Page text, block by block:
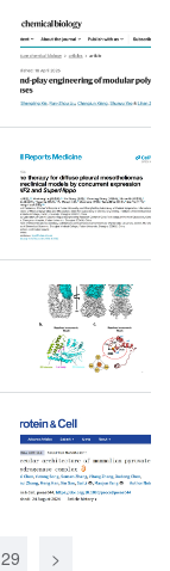
29 >